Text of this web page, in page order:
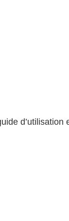
d’utilisation